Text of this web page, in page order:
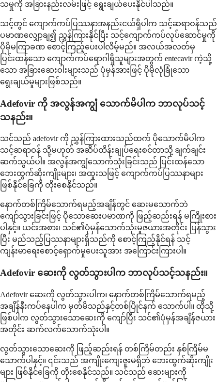
သမှုကို အခြားနည်းလမ်းဖြင့် ရွေးချယ်ပေးနိုင်ပါသည်။
သင့်တွင် ကျောက်ကပ်ပြဿနာအနည်းငယ်ရှိပါက သင့်ဆရာဝန်သည်
ပမာဏလျှော့ချ၍ ညွှန်ကြားနိုင်ပြီး သင့်ကျောက်ကပ်လုပ်ဆောင်မှုကို
ပိုမိုမကြာခဏ စောင့်ကြည့်ပေးပါလိမ့်မည်။ အလယ်အလတ်မှ
ပြင်းထန်သော ကျောက်ကပ်ရောဂါရှိသူများအတွက် entecavir ကဲ့သို့
သော အခြားဆေးဝါးများသည် ပုံမှန်အားဖြင့် ပိုမိုလုံခြုံသော
ရွေးချယ်မှုများဖြစ်သည်။
Adefovir ကို အလွန်အကျွံ သောက်မိပါက ဘာလုပ်သင့်
သနည်း။
သင်သည် adefovir ကို ညွှန်ကြားထားသည်ထက် ပိုသောက်မိပါက
သင့်ဆရာဝန် သို့မဟုတ် အဆိပ်ထိန်းချုပ်ရေးစင်တာသို့ ချက်ချင်း
ဆက်သွယ်ပါ။ အလွန်အကျွံသောက်သုံးခြင်းသည် ပြင်းထန်သော
ဘေးထွက်ဆိုးကျိုးများ၊ အထူးသဖြင့် ကျောက်ကပ်ပြဿနာများ
ဖြစ်နိုင်ခြေကို တိုးစေနိုင်သည်။
နောက်တစ်ကြိမ်သောက်ရမည့်အချိန်တွင် ဆေးမသောက်ဘဲ
ကျော်သွားခြင်းဖြင့် ပိုသောဆေးပမာဏကို ဖြည့်ဆည်းရန် မကြိုးစား
ပါနှင့်။ ယင်းအစား၊ သင်၏ပုံမှန်သောက်သုံးမှုဇယားအတိုင်း ပြန်သွား
ပြီး မည်သည့်ပြဿနာများရှိသည်ကို စောင့်ကြည့်နိုင်ရန် သင့်
ကျန်းမာရေးစောင့်ရှောက်မှုပေးသူအား အကြောင်းကြားပါ။
Adefovir ဆေးကို လွတ်သွားပါက ဘာလုပ်သင့်သနည်း။
Adefovir ဆေးကို လွတ်သွားပါက၊ နောက်တစ်ကြိမ်သောက်ရမည့်
အချိန်နီးကပ်နေပါက မှတ်မိသည်နှင့်တစ်ပြိုင်နက် သောက်ပါ။ ထိုသို့
ဖြစ်ပါက လွတ်သွားသောဆေးကို ကျော်ပြီး သင်၏ပုံမှန်အချိန်ဇယား
အတိုင်း ဆက်လက်သောက်သုံးပါ။
လွတ်သွားသောဆေးကို ဖြည့်ဆည်းရန် တစ်ကြိမ်တည်း နှစ်ကြိမ်မ
သောက်ပါနှင့်။ ၎င်းသည် အကျိုးကျေးဇူးမရှိဘဲ ဘေးထွက်ဆိုးကျိုး
များ ဖြစ်နိုင်ခြေကို တိုးစေနိုင်သည်။ သင်သည် ဆေးများကို